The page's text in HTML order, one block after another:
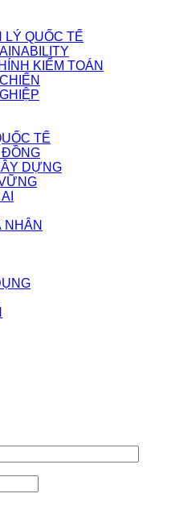
LÝ QUỐC TẾ
KIỂM TOÁN
TẾ
DỰNG
NHÂN